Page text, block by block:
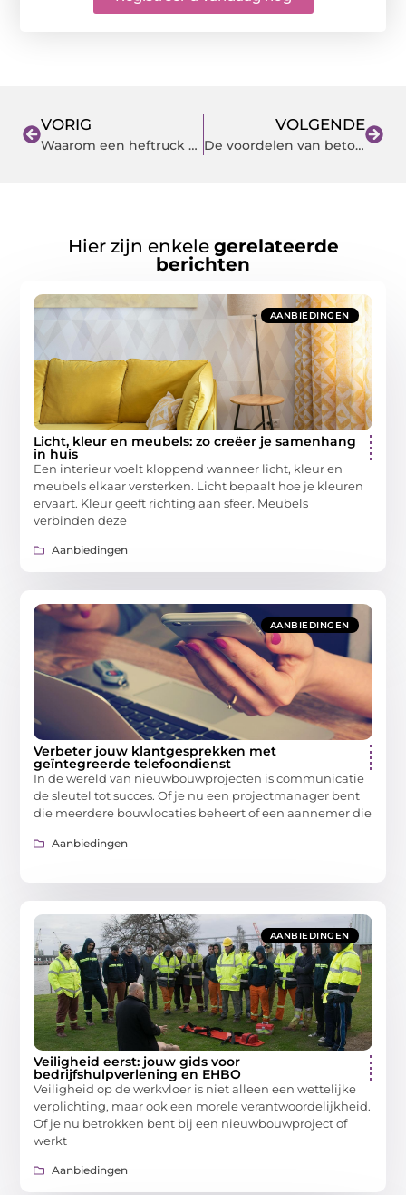
VORIG
Waarom een heftruck weegsysteem van H. van Malestein een must is voor jouw bedrijf
VOLGENDE
De voordelen van betonblokmallen voor bouw- en infrastructuurprojecten
Hier zijn enkele gerelateerde
berichten
AANBIEDINGEN
Licht, kleur en meubels: zo creëer je samenhang
in huis
Een interieur voelt kloppend wanneer licht, kleur en
meubels elkaar versterken. Licht bepaalt hoe je kleuren
ervaart. Kleur geeft richting aan sfeer. Meubels
verbinden deze
Aanbiedingen
AANBIEDINGEN
Verbeter jouw klantgesprekken met
geïntegreerde telefoondienst
In de wereld van nieuwbouwprojecten is communicatie
de sleutel tot succes. Of je nu een projectmanager bent
die meerdere bouwlocaties beheert of een aannemer die
Aanbiedingen
AANBIEDINGEN
Veiligheid eerst: jouw gids voor
bedrijfshulpverlening en EHBO
Veiligheid op de werkvloer is niet alleen een wettelijke
verplichting, maar ook een morele verantwoordelijkheid.
Of je nu betrokken bent bij een nieuwbouwproject of
werkt
Aanbiedingen